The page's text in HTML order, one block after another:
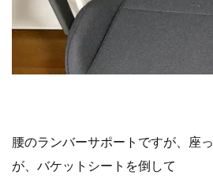
腰のランバーサポートですが、座
が、バケットシートを倒して